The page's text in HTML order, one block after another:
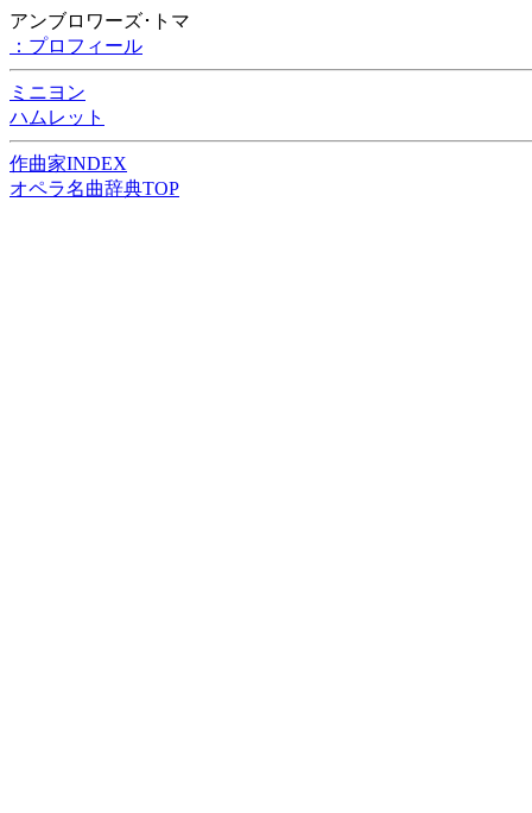
アンブロワーズ･トマ
：プロフィール
ミニヨン
ハムレット
作曲家INDEX
オペラ名曲辞典TOP